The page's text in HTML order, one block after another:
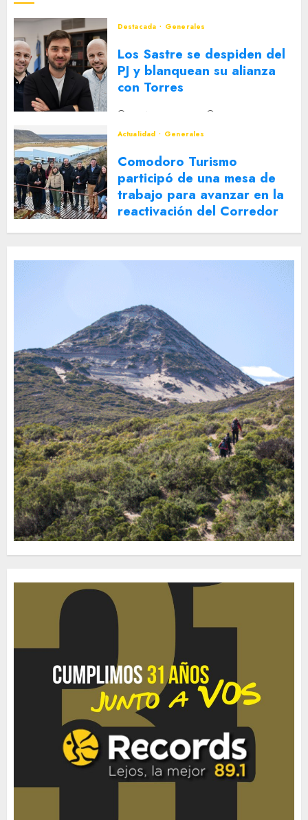
Destacada Generales
Los Sastre se despiden del
PJ y blanquean su alianza
con Torres
2 DE AGOSTO DE 2026
Actualidad
Generales
Comodoro Turismo
participó de una mesa de
trabajo para avanzar en la
reactivación del Corredor
Turístico Integrado